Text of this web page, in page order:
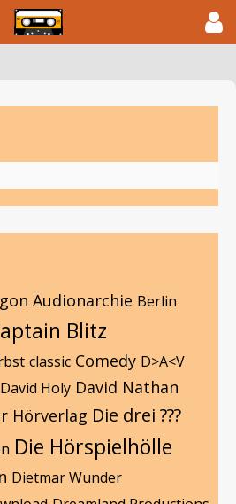
Audionarchie Berlin
Blitz
classic Comedy D>A<V
David Holy David Nathan
Hörverlag Die drei ???
Die Hörspielhölle
Dietmar Wunder